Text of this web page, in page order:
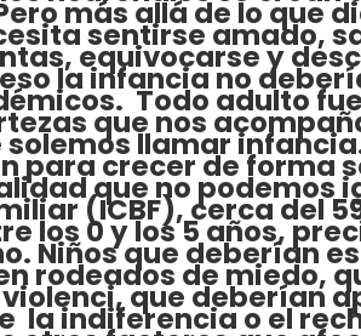
más allá de lo que
sentirse amado,
equivocarse y
la infancia no
Todo adulto
que nos
llamar
para crecer de forma
que no podemos
(ICBF), cerca del
los 0 y los 5 años,
Niños que deberían
rodeados de miedo,
que deberían
la indiferencia o el